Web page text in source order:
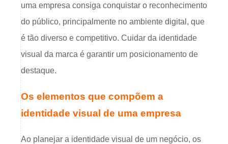
uma empresa consiga conquistar o reconhecimento
do público, principalmente no ambiente digital, que
é tão diverso e competitivo. Cuidar da identidade
visual da marca é garantir um posicionamento de
destaque.
Os elementos que compõem a
identidade visual de uma empresa
Ao planejar a identidade visual de um negócio, os